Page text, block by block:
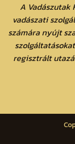
A Vadászutak
vadászati
számára nyújt
regisztrált